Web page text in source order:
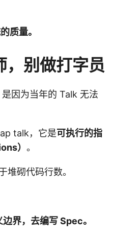
质量。
，别做打字员
因为当年的 Talk 无法
talk，它是可执行的指
） 。
堆砌代码行数。
界，去编写 Spec。